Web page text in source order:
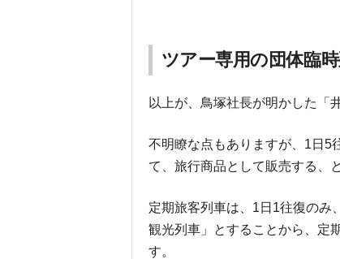
ツアー専用の団体臨
以上が、鳥塚社長が明かした「
不明瞭な点もありますが、1日5
て、旅行商品として販売する、
定期旅客列車は、1日1往復のみ
観光列車」とすることから、定
す。